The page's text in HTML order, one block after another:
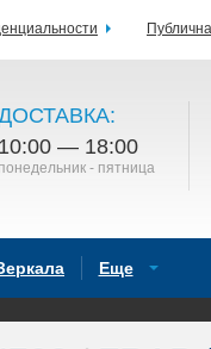
10:00 — 18:00
понедельник - пятница
Еще